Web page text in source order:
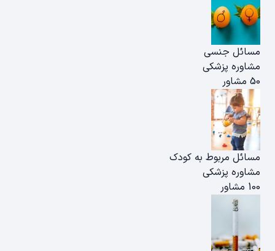
مسائل جنسی
مشاوره پزشکی
50 مشاور
مسائل مربوط به کودک
مشاوره پزشکی
100 مشاور